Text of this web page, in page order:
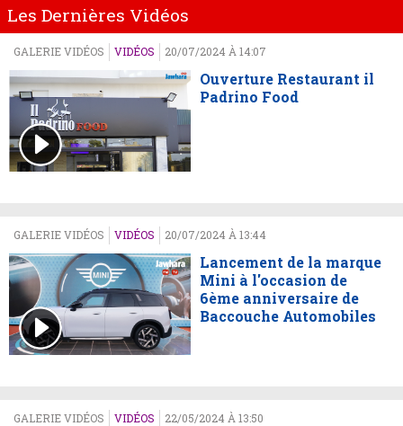
Les Dernières Vidéos
GALERIE VIDÉOS VIDÉOS 20/07/2024 À 14:07
Ouverture Restaurant il
Padrino Food
GALERIE VIDÉOS VIDÉOS 20/07/2024 À 13:44
Lancement de la marque
Mini à l'occasion de
6ème anniversaire de
Baccouche Automobiles
GALERIE VIDÉOS VIDÉOS 22/05/2024 À 13:50